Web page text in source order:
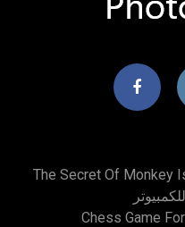
The Secret Of Monkey
Chess Game